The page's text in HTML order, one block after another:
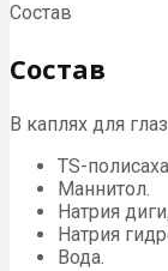
Состав
Состав
В каплях для
TS-
Маннитол.
Натрия
Натрия
Вода.